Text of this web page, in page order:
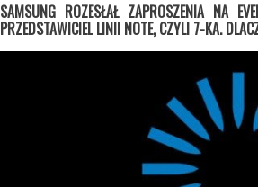
SAMSUNG ROZESŁAŁ ZAPROSZENIA NA
PRZEDSTAWICIEL LINII NOTE, CZYLI 7-KA.